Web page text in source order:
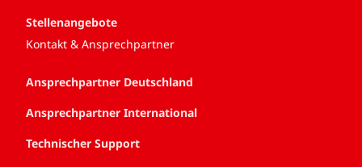
Stellenangebote
Kontakt & Ansprechpartner
Ansprechpartner Deutschland
Ansprechpartner International
Technischer Support